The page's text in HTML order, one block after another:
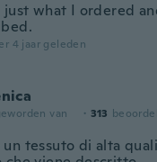
just what I ordered
4 jaar geleden
van
· 313
un tessuto di alta